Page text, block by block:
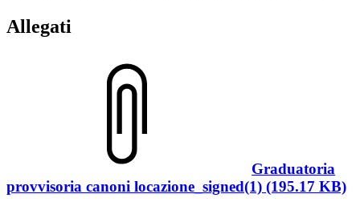
Allegati
Graduatoria
provvisoria canoni locazione_signed(1) (195.17 KB)